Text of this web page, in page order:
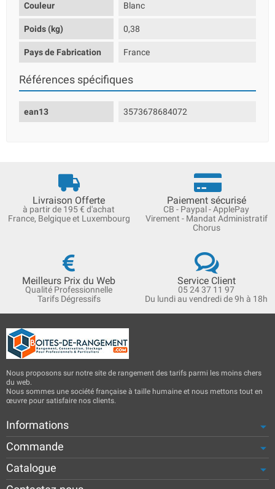
Couleur Blanc
Poids (kg) 0,38
Pays de Fabrication France
Références spécifiques
ean13 3573678684072
Livraison Offerte
à partir de 195 € d'achat
France, Belgique et Luxembourg
Paiement sécurisé
CB - Paypal - ApplePay
Virement - Mandat Administratif
Chorus
Meilleurs Prix du Web
Qualité Professionnelle
Tarifs Dégressifs
Service Client
05 24 37 11 97
Du lundi au vendredi de 9h à 18h
Nous proposons sur notre site de rangement des tarifs parmi les moins chers
du web.
Nous sommes une société française à taille humaine et nous mettons tout en
œuvre pour satisfaire nos clients.
Informations
Commande
Catalogue